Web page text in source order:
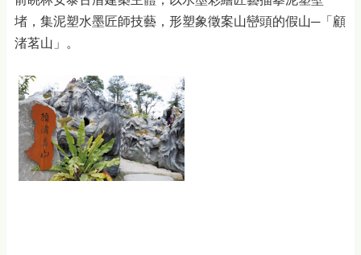
堵，集泥塑水墨匠師技藝，形塑象徵案山巒頭的假山─「顧
渚茗山」。